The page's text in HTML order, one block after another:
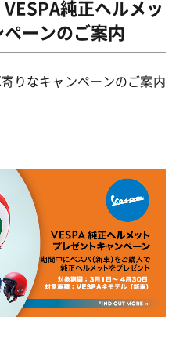
VESPA純正ヘルメッ
ーンのご案内
りなキャンペーンのご案内